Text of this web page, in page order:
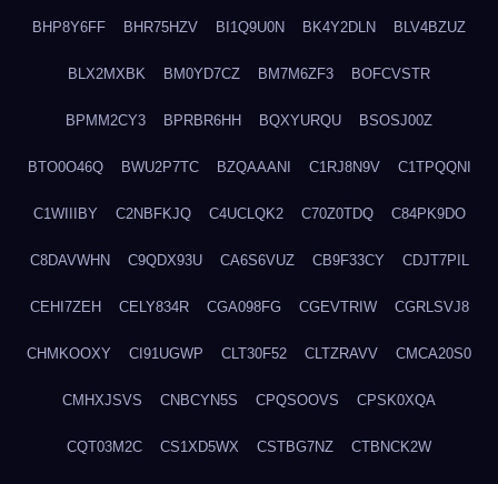
BHP8Y6FF BHR75HZV BI1Q9U0N BK4Y2DLN BLV4BZUZ
BLX2MXBK BM0YD7CZ BM7M6ZF3 BOFCVSTR
BPMM2CY3 BPRBR6HH BQXYURQU BSOSJ00Z
BTO0O46Q BWU2P7TC BZQAAANI C1RJ8N9V C1TPQQNI
C1WIIIBY C2NBFKJQ C4UCLQK2 C70Z0TDQ C84PK9DO
C8DAVWHN C9QDX93U CA6S6VUZ CB9F33CY CDJT7PIL
CEHI7ZEH CELY834R CGA098FG CGEVTRIW CGRLSVJ8
CHMKOOXY CI91UGWP CLT30F52 CLTZRAVV CMCA20S0
CMHXJSVS CNBCYN5S CPQSOOVS CPSK0XQA
CQT03M2C CS1XD5WX CSTBG7NZ CTBNCK2W